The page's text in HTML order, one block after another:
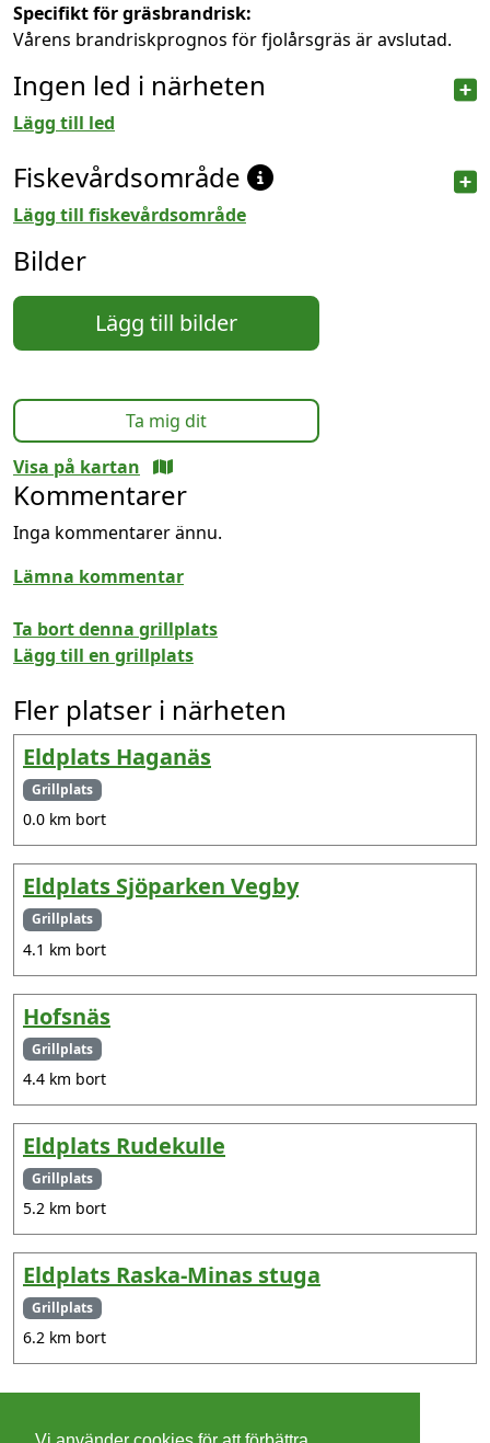
Specifikt för gräsbrandrisk:
Vårens brandriskprognos för fjolårsgräs är avslutad.
Ingen led i närheten
Lägg till led
Fiskevårdsområde
Lägg till fiskevårdsområde
Bilder
Lägg till bilder
Ta mig dit
Visa på kartan
Kommentarer
Inga kommentarer ännu.
Lämna kommentar
Ta bort denna grillplats
Lägg till en grillplats
Fler platser i närheten
Eldplats Haganäs
Grillplats
0.0 km bort
Eldplats Sjöparken Vegby
Grillplats
4.1 km bort
Hofsnäs
Grillplats
4.4 km bort
Eldplats Rudekulle
Grillplats
5.2 km bort
Eldplats Raska-Minas stuga
Grillplats
6.2 km bort